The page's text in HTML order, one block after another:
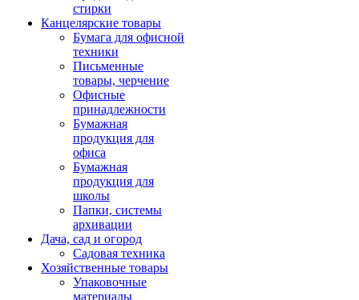
стирки
Канцелярские товары
Бумага для офисной
техники
Письменные
товары, черчение
Офисные
принадлежности
Бумажная
продукция для
офиса
Бумажная
продукция для
школы
Папки, системы
архивации
Дача, сад и огород
Садовая техника
Хозяйственные товары
Упаковочные
материалы